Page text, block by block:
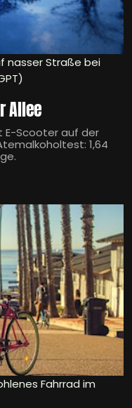
nasser Straße bei
Allee
E-Scooter auf der
1,64
Fahrrad im